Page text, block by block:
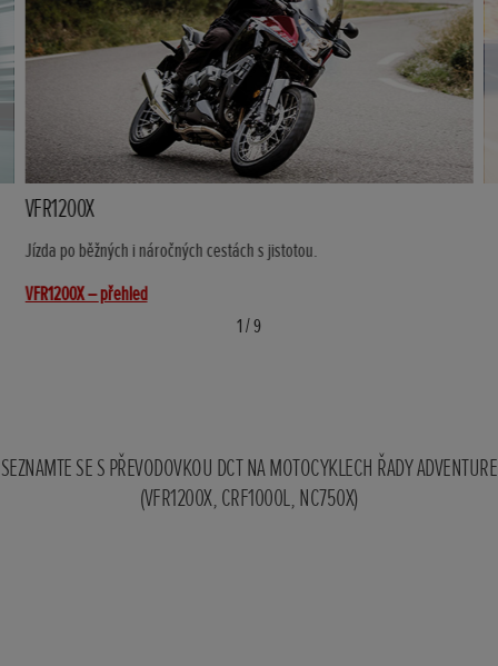
VFR1200X
Jízda po běžných i náročných cestách s jistotou.
VFR1200X – přehled
1/9
SEZNAMTE SE S PŘEVODOVKOU DCT NA MOTOCYKLECH ŘADY ADVENTURE
(VFR1200X, CRF1000L, NC750X)